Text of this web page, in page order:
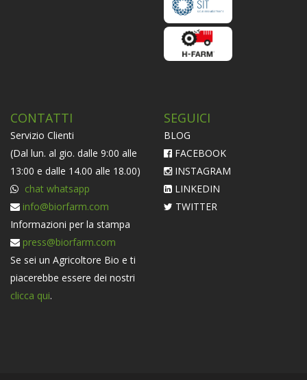
CONTATTI
Servizio Clienti
(Dal lun. al gio. dalle 9:00 alle
13:00 e dalle 14.00 alle 18.00)
chat whatsapp
info@biorfarm.com
Informazioni per la stampa
press@biorfarm.com
Se sei un Agricoltore Bio e ti
piacerebbe essere dei nostri
clicca qui.
SEGUICI
BLOG
FACEBOOK
INSTAGRAM
LINKEDIN
TWITTER